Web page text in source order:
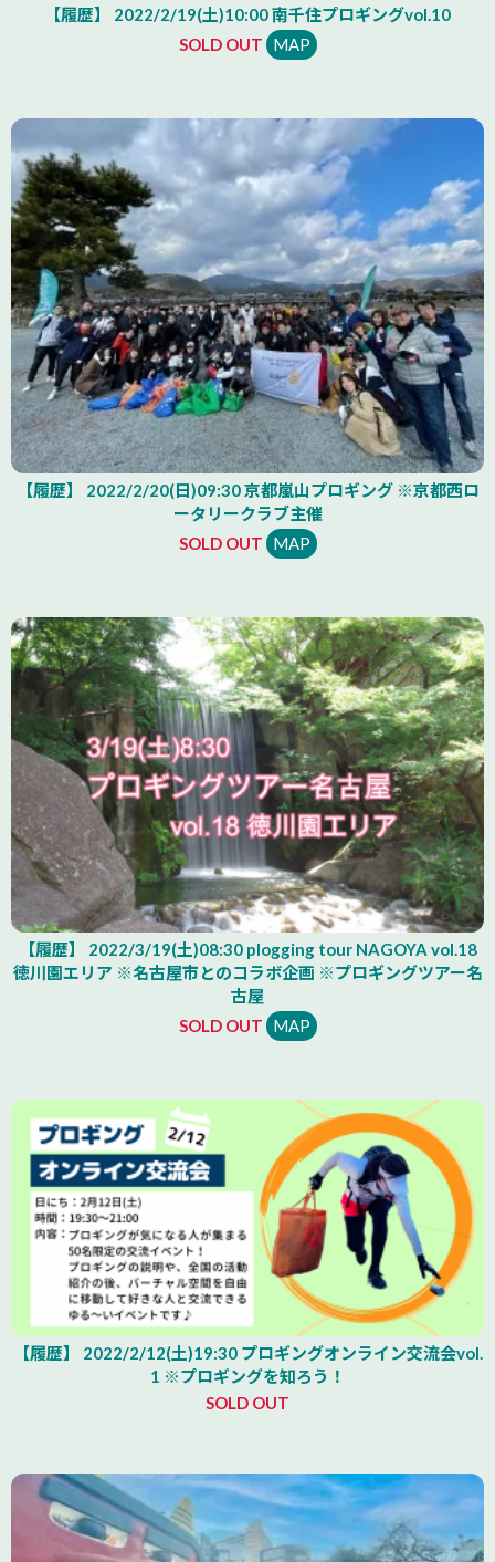
【履歴】 2022/2/19(土)10:00 南千住プロギングvol.10
SOLD OUT
MAP
【履歴】 2022/2/20(日)09:30 京都嵐山プロギング ※京都西ロ
ータリークラブ主催
SOLD OUT
MAP
【履歴】 2022/3/19(土)08:30 plogging tour NAGOYA vol.18
徳川園エリア ※名古屋市とのコラボ企画 ※プロギングツアー名
古屋
SOLD OUT
MAP
【履歴】 2022/2/12(土)19:30 プロギングオンライン交流会vol.
1 ※プロギングを知ろう！
SOLD OUT